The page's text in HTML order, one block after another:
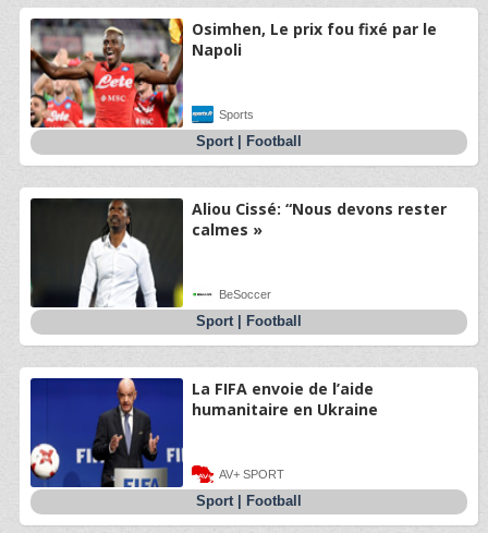
Osimhen, Le prix fou fixé par le
Napoli
Sports
Sport| Football
Aliou Cissé: “Nous devons rester
calmes »
BeSoccer
Sport| Football
La FIFA envoie de l’aide
humanitaire en Ukraine
AV+ SPORT
Sport| Football